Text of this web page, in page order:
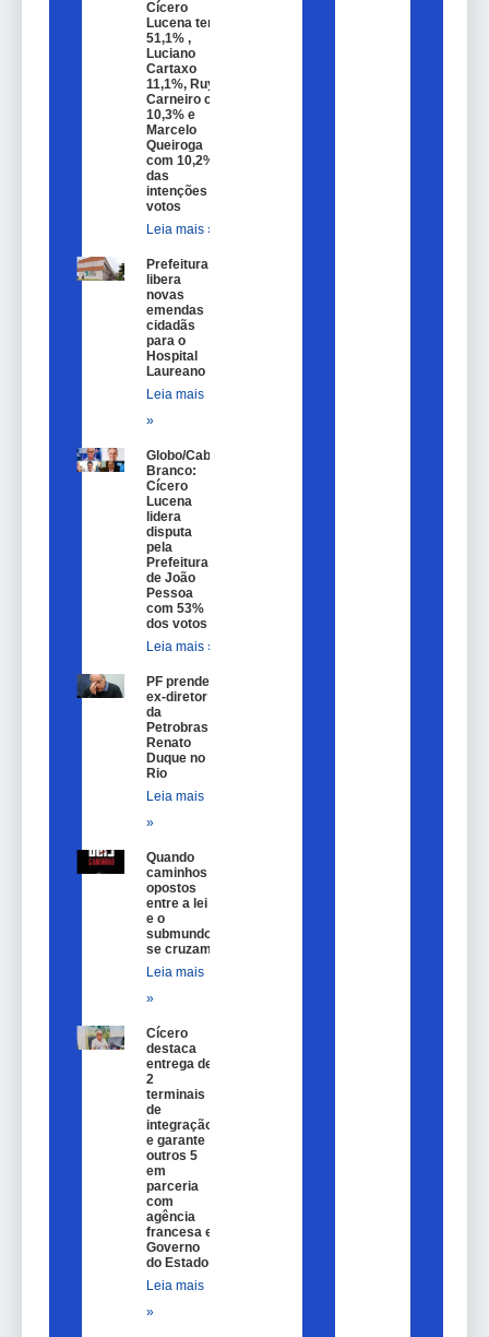
Cícero
Lucena tem
51,1% ,
Luciano
Cartaxo
11,1%, Ruy
Carneiro com
10,3% e
Marcelo
Queiroga
com 10,2%
das
intenções de
votos
Leia mais »
Prefeitura
libera
novas
emendas
cidadãs
para o
Hospital
Laureano
Leia mais
»
Globo/Cabo
Branco:
Cícero
Lucena
lidera
disputa
pela
Prefeitura
de João
Pessoa
com 53%
dos votos
Leia mais »
PF prende
ex-diretor
da
Petrobras
Renato
Duque no
Rio
Leia mais
»
Quando
caminhos
opostos
entre a lei
e o
submundo
se cruzam
Leia mais
»
Cícero
destaca
entrega de
2
terminais
de
integração
e garante
outros 5
em
parceria
com
agência
francesa e
Governo
do Estado
Leia mais
»